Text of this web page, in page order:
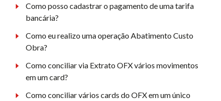
Como posso cadastrar o pagamento de uma tarifa
bancária?
Como eu realizo uma operação Abatimento Custo
Obra?
Como conciliar via Extrato OFX vários movimentos
em um card?
Como conciliar vários cards do OFX em um único